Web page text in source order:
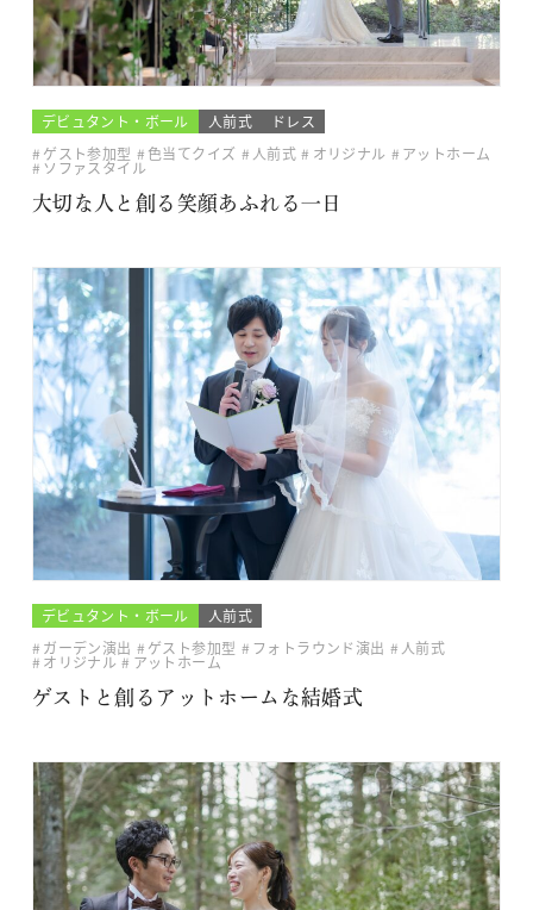
デビュタント・ボール 人前式
ドレス
ゲスト参加型
色当てクイズ 人前式 オリジナル アットホーム
ソファスタイル
大切な人と創る笑顔あふれる一日
デビュタント・ボール
人前式
ガーデン演出
ゲスト参加型 フォトラウンド演出 人前式
オリジナル
アットホーム
ゲストと創るアットホームな結婚式